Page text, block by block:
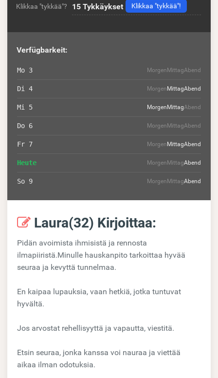
Klikkaa "tykkää"? 15Tykkäykset Klikkaa "tykkää"!
Verfügbarkeit:
Mo 3 MorgenMittagAbend
Di 4 MorgenMittagAbend
Mi 5 MorgenMittagAbend
Do 6 MorgenMittagAbend
Fr 7 MorgenMittagAbend
Heute MorgenMittagAbend
So 9 MorgenMittagAbend
Laura(32) Kirjoittaa:
Pidän avoimista ihmisistä ja rennosta
ilmapiiristä.Minulle hauskanpito tarkoittaa hyvää
seuraa ja kevyttä tunnelmaa.
En kaipaa lupauksia, vaan hetkiä, jotka tuntuvat
hyvältä.
Jos arvostat rehellisyyttä ja vapautta, viestitä.
Etsin seuraa, jonka kanssa voi nauraa ja viettää
aikaa ilman odotuksia.